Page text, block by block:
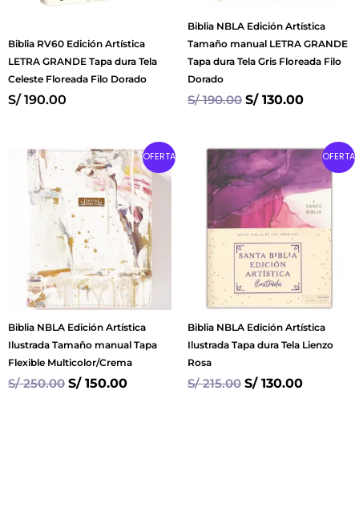
Biblia RV60 Edición Artística
LETRA GRANDE Tapa dura Tela
Celeste Floreada Filo Dorado
S/190.00
Biblia NBLA Edición Artística
Tamaño manual LETRA GRANDE
Tapa dura Tela Gris Floreada Filo
Dorado
S/190.00 S/130.00
OFERTA
Biblia NBLA Edición Artística
Ilustrada Tamaño manual Tapa
Flexible Multicolor/Crema
S/250.00
Original
price
was:
S/ 250.00.
S/150.00
Current
price
is:
S/ 150.00.
OFERTA
Biblia NBLA Edición Artística
Ilustrada Tapa dura Tela Lienzo
Rosa
S/215.00
Original
price
was:
S/ 215.00.
S/130.00
Current
price
is:
S/